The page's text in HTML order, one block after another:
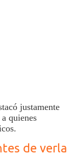
justamente
quienes
de verla